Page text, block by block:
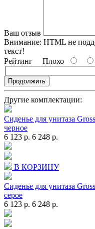
Ваш отзыв
Внимание: HTML не
текст!
Рейтинг Плохо
Продолжить
Другие комплектации:
Сиденье для унитаза
черное
6 123 р. 6 248 р.
В КОРЗИНУ
Сиденье для унитаза
серое
6 123 р. 6 248 р.